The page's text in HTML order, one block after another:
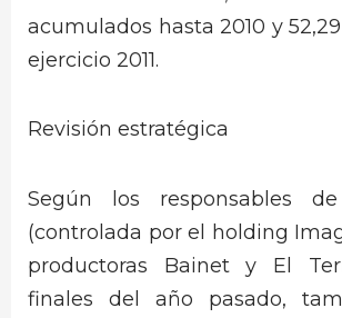
acumulados hasta 2010 y
ejercicio 2011.
Revisión estratégica
Según los responsables
(controlada por el holding
productoras Bainet y El
finales del año pasado,